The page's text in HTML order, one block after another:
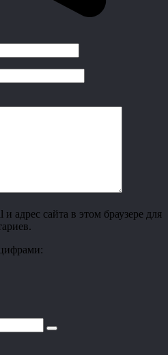
адрес сайта в этом браузере для